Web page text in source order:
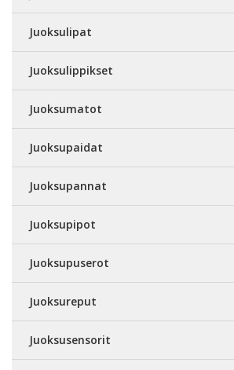
Juoksulipat
Juoksulippikset
Juoksumatot
Juoksupaidat
Juoksupannat
Juoksupipot
Juoksupuserot
Juoksureput
Juoksusensorit